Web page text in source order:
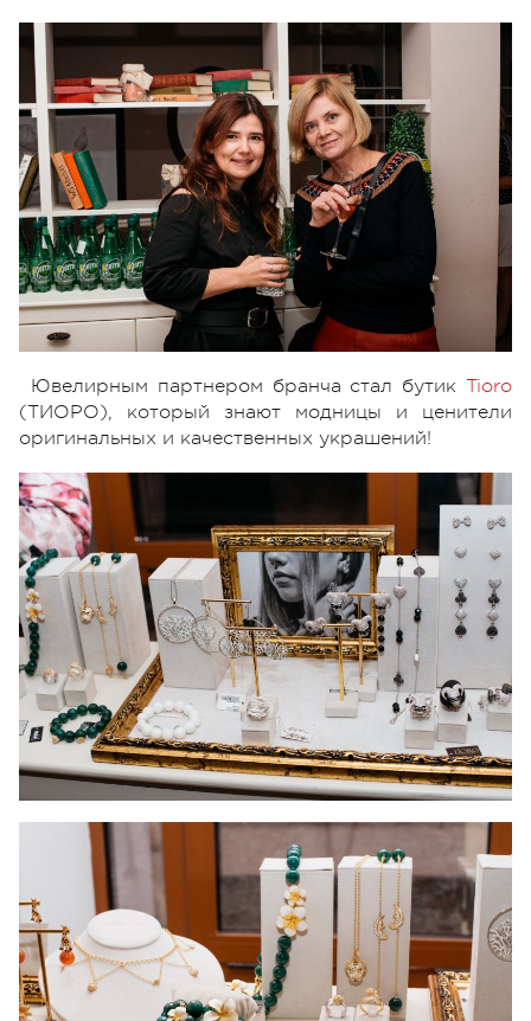
Ювелирным партнером бранча стал бутик Tioro
(ТИОРО), который знают модницы и ценители
оригинальных и качественных украшений!